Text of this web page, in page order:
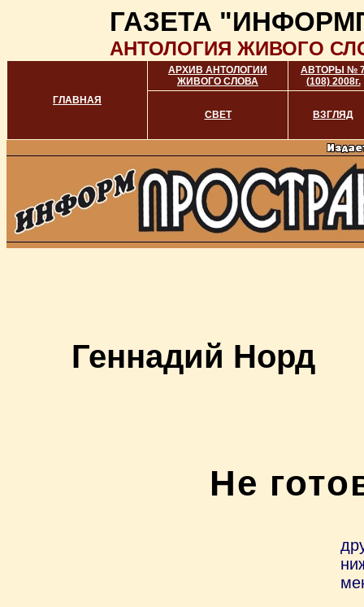
ГАЗЕТА
АНТОЛОГИЯ ЖИВОГО
ГЛАВНАЯ
АРХИВ АНТОЛОГИИ
ЖИВОГО СЛОВА
АВТОРЫ №
(108) 2008г.
СВЕТ ВЗГЛЯД
Геннадий Норд
Не